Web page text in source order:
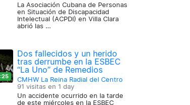
La Asociación Cubana de Personas
en Situación de Discapacidad
Intelectual (ACPDI) en Villa Clara
abrió las …
Dos fallecidos y un herido
tras derrumbe en la ESBEC
“La Uno” de Remedios
CMHW La Reina Radial del Centro
91 visitas en 1 day
Un accidente ocurrido en la tarde
de este miércoles en la ESBEC